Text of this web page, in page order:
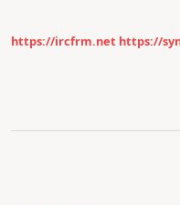
https://ircfrm.net https://